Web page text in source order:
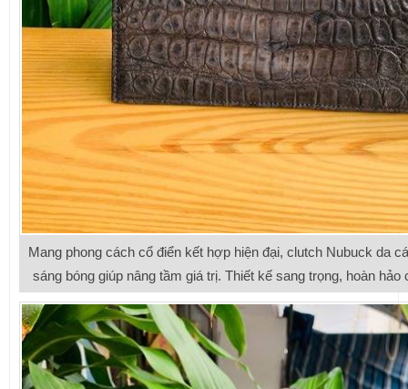
Mang phong cách cổ điển kết hợp hiện đại, clutch Nubuck da
sáng bóng giúp nâng tầm giá trị. Thiết kế sang trọng, hoàn hảo